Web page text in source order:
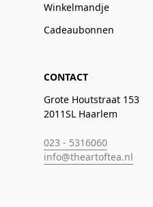
Winkelmandje
Cadeaubonnen
CONTACT
Grote Houtstraat 153
2011SL Haarlem
023 - 5316060
info@theartoftea.nl